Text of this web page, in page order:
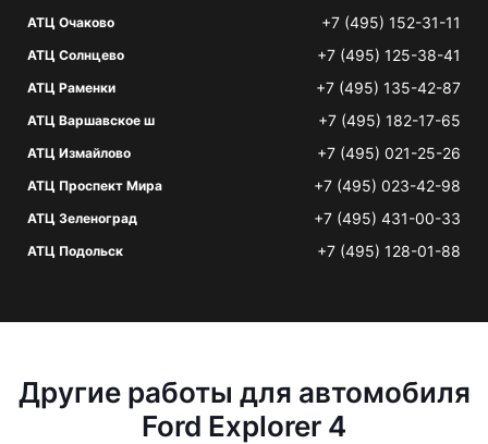
АТЦ Очаково +7 (495) 152-31-11
АТЦ Солнцево +7 (495) 125-38-41
АТЦ Раменки +7 (495) 135-42-87
АТЦ Варшавское ш +7 (495) 182-17-65
АТЦ Измайлово +7 (495) 021-25-26
АТЦ Проспект Мира +7 (495) 023-42-98
АТЦ Зеленоград +7 (495) 431-00-33
АТЦ Подольск +7 (495) 128-01-88
Другие работы для автомобиля
Ford Explorer 4